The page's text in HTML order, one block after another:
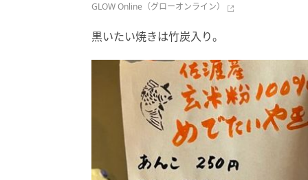
GLOW Online（グローオンライン）
黒いたい焼きは竹炭入り。